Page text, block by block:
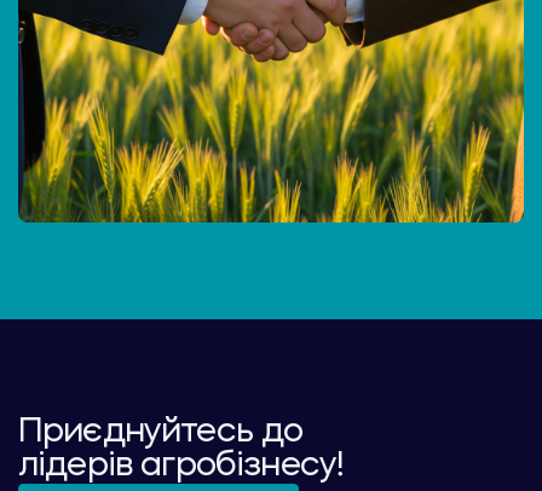
Приєднуйтесь до
лідерів агробізнесу!